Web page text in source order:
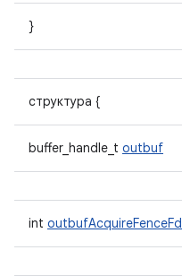
}
структура {
buffer_handle_t outbuf
int outbufAcquireFenceFd